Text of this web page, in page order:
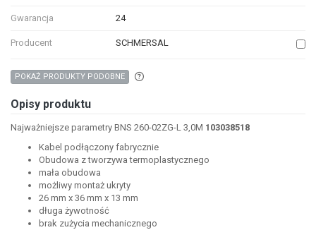
Gwarancja 24
Producent SCHMERSAL
POKAŻ PRODUKTY PODOBNE
Opisy produktu
Najważniejsze parametry BNS 260-02ZG-L 3,0M 103038518
Kabel podłączony fabrycznie
Obudowa z tworzywa termoplastycznego
mała obudowa
możliwy montaż ukryty
26 mm x 36 mm x 13 mm
długa żywotność
brak zużycia mechanicznego